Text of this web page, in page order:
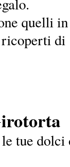
quelli
tue